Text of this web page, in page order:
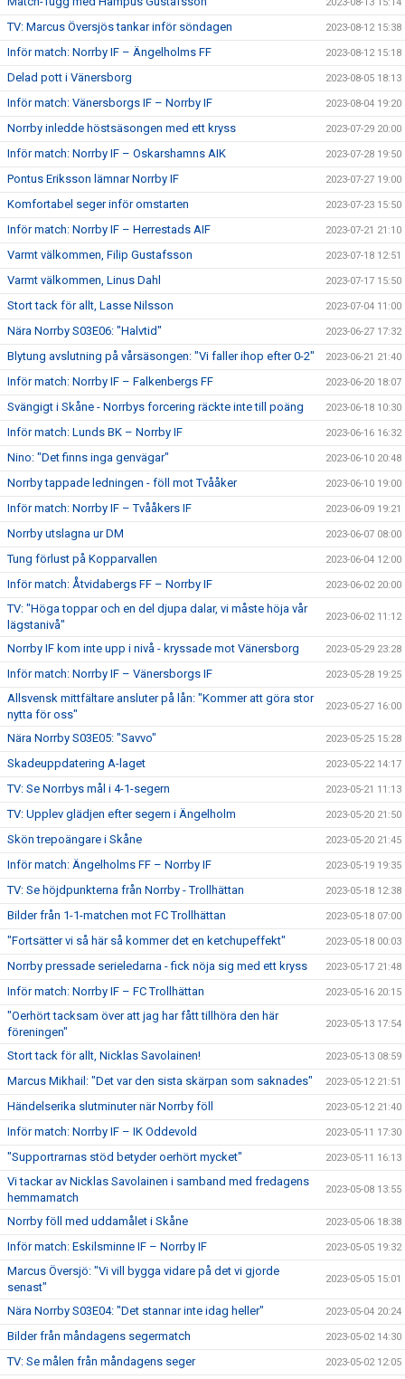
TV: Marcus Översjös tankar inför söndagen 2023-08-12 15:38
Inför match: Norrby IF – Ängelholms FF 2023-08-12 15:18
Delad pott i Vänersborg 2023-08-05 18:13
Inför match: Vänersborgs IF – Norrby IF 2023-08-04 19:20
Norrby inledde höstsäsongen med ett kryss 2023-07-29 20:00
Inför match: Norrby IF – Oskarshamns AIK 2023-07-28 19:50
Pontus Eriksson lämnar Norrby IF 2023-07-27 19:00
Komfortabel seger inför omstarten 2023-07-23 15:50
Inför match: Norrby IF – Herrestads AIF 2023-07-21 21:10
Varmt välkommen, Filip Gustafsson 2023-07-18 12:51
Varmt välkommen, Linus Dahl 2023-07-17 15:50
Stort tack för allt, Lasse Nilsson 2023-07-04 11:00
Nära Norrby S03E06: "Halvtid" 2023-06-27 17:32
Blytung avslutning på vårsäsongen: "Vi faller ihop efter 0-2" 2023-06-21 21:40
Inför match: Norrby IF – Falkenbergs FF 2023-06-20 18:07
Svängigt i Skåne - Norrbys forcering räckte inte till poäng 2023-06-18 10:30
Inför match: Lunds BK – Norrby IF 2023-06-16 16:32
Nino: "Det finns inga genvägar" 2023-06-10 20:48
Norrby tappade ledningen - föll mot Tvååker 2023-06-10 19:00
Inför match: Norrby IF – Tvååkers IF 2023-06-09 19:21
Norrby utslagna ur DM 2023-06-07 08:00
Tung förlust på Kopparvallen 2023-06-04 12:00
Inför match: Åtvidabergs FF – Norrby IF 2023-06-02 20:00
TV: "Höga toppar och en del djupa dalar, vi måste höja vår
lägstanivå"
2023-06-02 11:12
Norrby IF kom inte upp i nivå - kryssade mot Vänersborg 2023-05-29 23:28
Inför match: Norrby IF – Vänersborgs IF 2023-05-28 19:25
Allsvensk mittfältare ansluter på lån: "Kommer att göra stor
nytta för oss"
2023-05-27 16:00
Nära Norrby S03E05: "Savvo" 2023-05-25 15:28
Skadeuppdatering A-laget 2023-05-22 14:17
TV: Se Norrbys mål i 4-1-segern 2023-05-21 11:13
TV: Upplev glädjen efter segern i Ängelholm 2023-05-20 21:50
Skön trepoängare i Skåne 2023-05-20 21:45
Inför match: Ängelholms FF – Norrby IF 2023-05-19 19:35
TV: Se höjdpunkterna från Norrby - Trollhättan 2023-05-18 12:38
Bilder från 1-1-matchen mot FC Trollhättan 2023-05-18 07:00
"Fortsätter vi så här så kommer det en ketchupeffekt" 2023-05-18 00:03
Norrby pressade serieledarna - fick nöja sig med ett kryss 2023-05-17 21:48
Inför match: Norrby IF – FC Trollhättan 2023-05-16 20:15
"Oerhört tacksam över att jag har fått tillhöra den här
föreningen"
2023-05-13 17:54
Stort tack för allt, Nicklas Savolainen! 2023-05-13 08:59
Marcus Mikhail: "Det var den sista skärpan som saknades" 2023-05-12 21:51
Händelserika slutminuter när Norrby föll 2023-05-12 21:40
Inför match: Norrby IF – IK Oddevold 2023-05-11 17:30
"Supportrarnas stöd betyder oerhört mycket" 2023-05-11 16:13
Vi tackar av Nicklas Savolainen i samband med fredagens
hemmamatch
2023-05-08 13:55
Norrby föll med uddamålet i Skåne 2023-05-06 18:38
Inför match: Eskilsminne IF – Norrby IF 2023-05-05 19:32
Marcus Översjö: "Vi vill bygga vidare på det vi gjorde
senast"
2023-05-05 15:01
Nära Norrby S03E04: "Det stannar inte idag heller" 2023-05-04 20:24
Bilder från måndagens segermatch 2023-05-02 14:30
TV: Se målen från måndagens seger 2023-05-02 12:05